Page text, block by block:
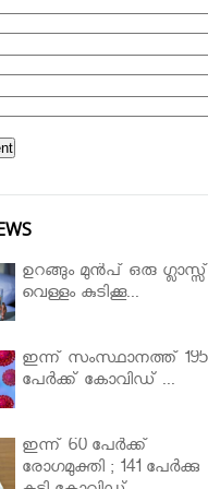
ഉറങ്ങും മുന്‍പ് ഒരു ഗ്ലാസ്സ്
വെള്ളം കുടിക്കൂ...
ഇന്ന് സംസ്ഥാനത്ത് 195
പേര്‍ക്ക് കോവിഡ് ...
ഇന്ന് 60 പേർക്ക്
രോഗമുക്തി ; 141 പേര്‍ക്കു